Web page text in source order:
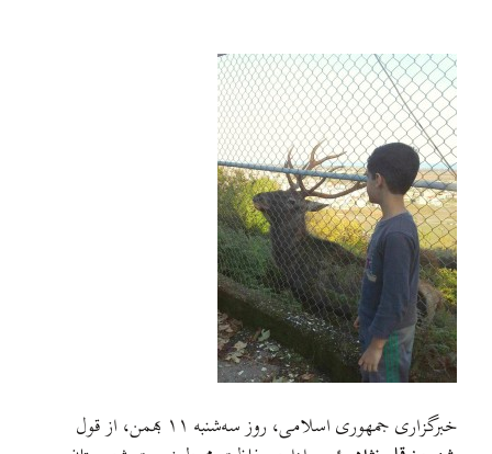
خبرگزاری جمهوری اسلامی، روز سه‌شنبه ۱۱ بهمن، از قول